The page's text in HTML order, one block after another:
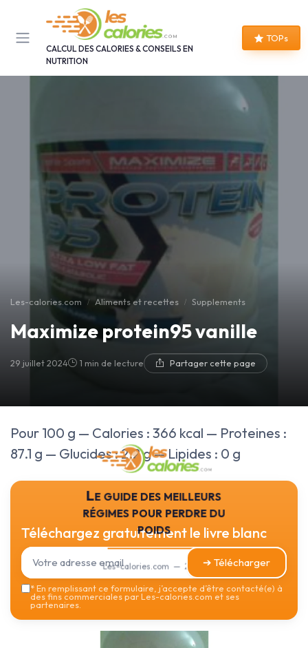
CALCUL DES CALORIES & CONSEILS EN
NUTRITION
TOPs
Les-calories.com Aliments et recettes Supplements
Maximize protein95 vanille
29 juillet 2024 1 min de lecture Partager cette page
Pour 100 g — Calories : 366 kcal — Proteines :
87.1 g — Glucides : 2.2 g — Lipides : 0 g
Le guide des meilleurs
régimes pour perdre du
poids
Les-calories.com — 2026
Téléchargez gratuitement le livre blanc
➔ Télécharger
*En remplissant ce formulaire, j’accepte d’être contacté(e) à
des fins commerciales par Les-calories.com et ses
partenaires.
Panneau de gestion des cookies